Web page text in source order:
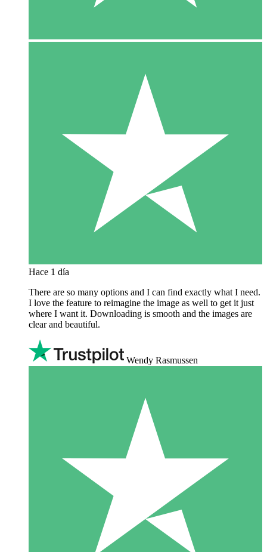
Hace 1 día
There are so many options and I can find exactly what I need.
I love the feature to reimagine the image as well to get it just
where I want it. Downloading is smooth and the images are
clear and beautiful.
Wendy Rasmussen